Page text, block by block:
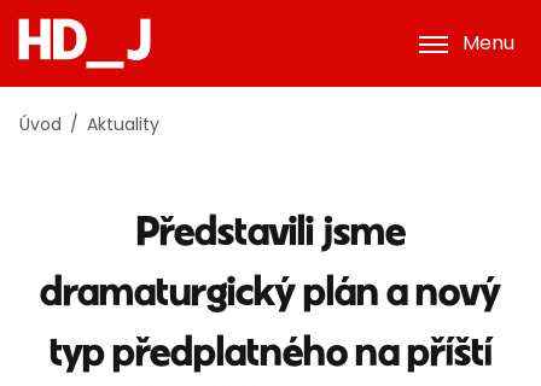
Menu
Úvod Aktuality
Představili jsme
dramaturgický plán a nový
typ předplatného na příští